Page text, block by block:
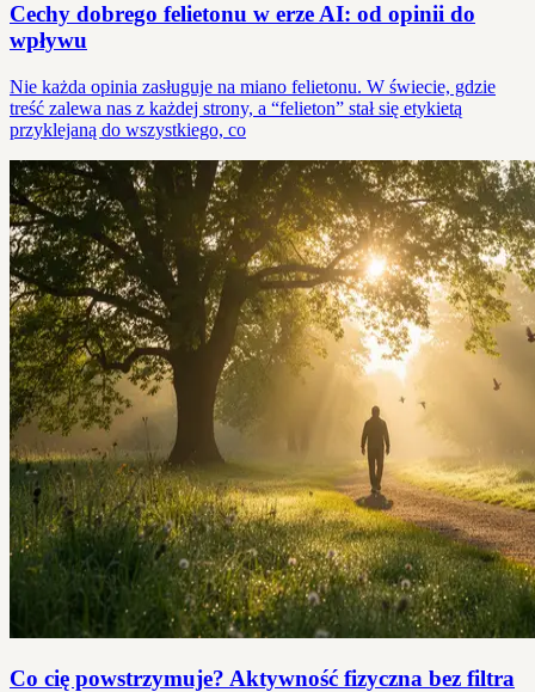
Cechy dobrego felietonu w erze AI: od opinii do
wpływu
Nie każda opinia zasługuje na miano felietonu. W świecie, gdzie
treść zalewa nas z każdej strony, a “felieton” stał się etykietą
przyklejaną do wszystkiego, co
Co cię powstrzymuje? Aktywność fizyczna bez filtra